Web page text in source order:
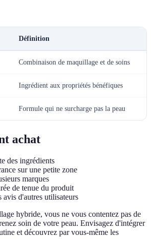
Définition
Combinaison de maquillage et de soins
Ingrédient aux propriétés bénéfiques
Formule qui ne surcharge pas la peau
achat
des ingrédients
sur une petite zone
marques
de tenue du produit
avis d'autres utilisateurs
hybride, vous ne vous contentez pas de
soin de votre peau. Envisagez d'intégrer
et découvrez par vous-même les